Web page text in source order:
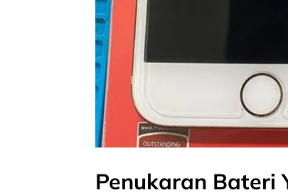
Penukaran Bateri